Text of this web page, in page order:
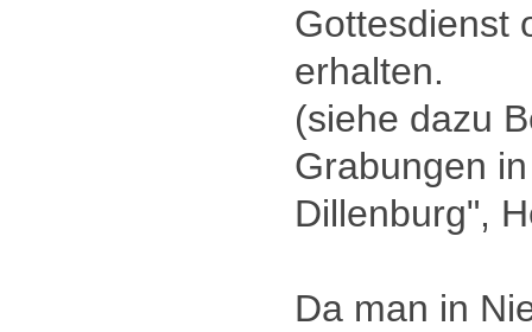
Gottesdienst
erhalten.
(siehe dazu
Grabungen
Dillenburg",
Da man in